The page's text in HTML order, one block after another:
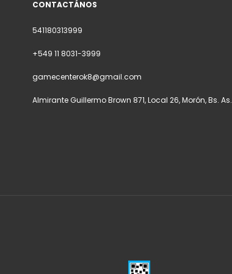
CONTACTÁNOS
541180313999
+549 11 8031-3999
gamecenterok8@gmail.com
Almirante Guillermo Brown 871, Local 26, Morón, Bs. As.